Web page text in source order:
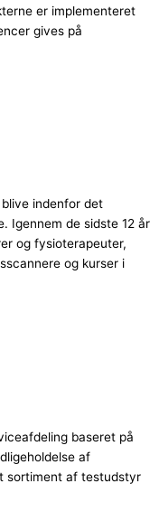
er implementeret
gives på
indenfor det
Igennem de sidste 12 år
og fysioterapeuter,
og kurser i
baseret på
af
sortiment af testudstyr